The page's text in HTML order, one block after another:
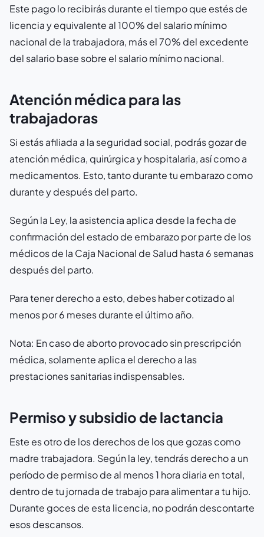
Este pago lo recibirás durante el tiempo que estés de
licencia y equivalente al 100% del salario mínimo
nacional de la trabajadora, más el 70% del excedente
del salario base sobre el salario mínimo nacional.
Atención médica para las
trabajadoras
Si estás afiliada a la seguridad social, podrás gozar de
atención médica, quirúrgica y hospitalaria, así como a
medicamentos. Esto, tanto durante tu embarazo como
durante y después del parto.
Según la Ley, la asistencia aplica desde la fecha de
confirmación del estado de embarazo por parte de los
médicos de la Caja Nacional de Salud hasta 6 semanas
después del parto.
Para tener derecho a esto, debes haber cotizado al
menos por 6 meses durante el último año.
Nota: En caso de aborto provocado sin prescripción
médica, solamente aplica el derecho a las
prestaciones sanitarias indispensables.
Permiso y subsidio de lactancia
Este es otro de los derechos de los que gozas como
madre trabajadora. Según la ley, tendrás derecho a un
período de permiso de al menos 1 hora diaria en total,
dentro de tu jornada de trabajo para alimentar a tu hijo.
Durante goces de esta licencia, no podrán descontarte
esos descansos.